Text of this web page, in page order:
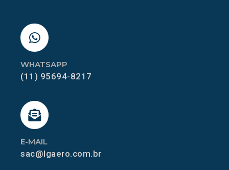
E-MAIL
sac@lgaero.com.br
WHATSAPP
(11) 95694-8217